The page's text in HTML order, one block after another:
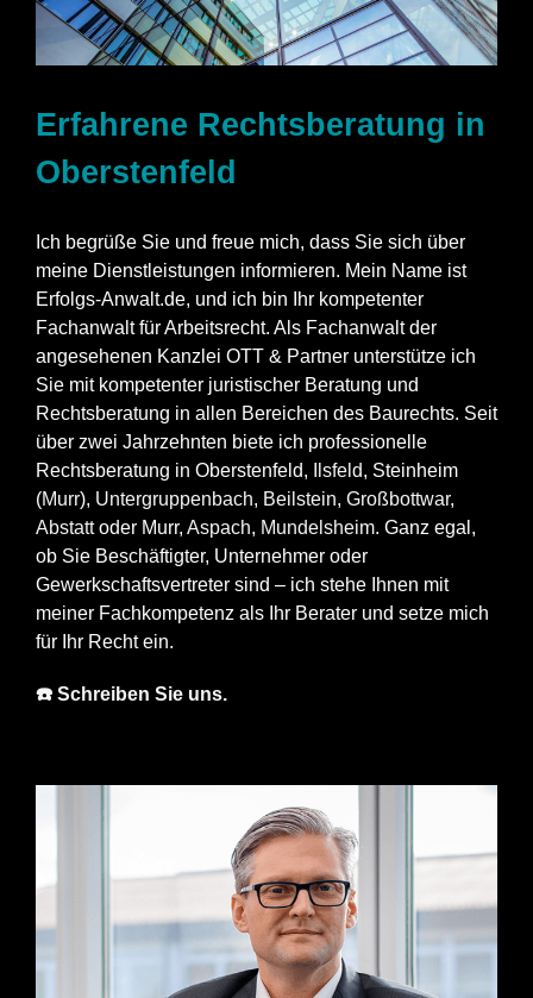
Erfahrene Rechtsberatung in
Oberstenfeld
Ich begrüße Sie und freue mich, dass Sie sich über
meine Dienstleistungen informieren. Mein Name ist
Erfolgs-Anwalt.de, und ich bin Ihr kompetenter
Fachanwalt für Arbeitsrecht. Als Fachanwalt der
angesehenen Kanzlei OTT & Partner unterstütze ich
Sie mit kompetenter juristischer Beratung und
Rechtsberatung in allen Bereichen des Baurechts. Seit
über zwei Jahrzehnten biete ich professionelle
Rechtsberatung in Oberstenfeld,
Ilsfeld, Steinheim
(Murr), Untergruppenbach, Beilstein, Großbottwar,
Abstattoder Murr, Aspach, Mundelsheim. Ganz egal,
ob Sie Beschäftigter, Unternehmer oder
Gewerkschaftsvertreter sind – ich stehe Ihnen mit
meiner Fachkompetenz als Ihr Berater und setze mich
für Ihr Recht ein.
☎️ Schreiben Sie uns.